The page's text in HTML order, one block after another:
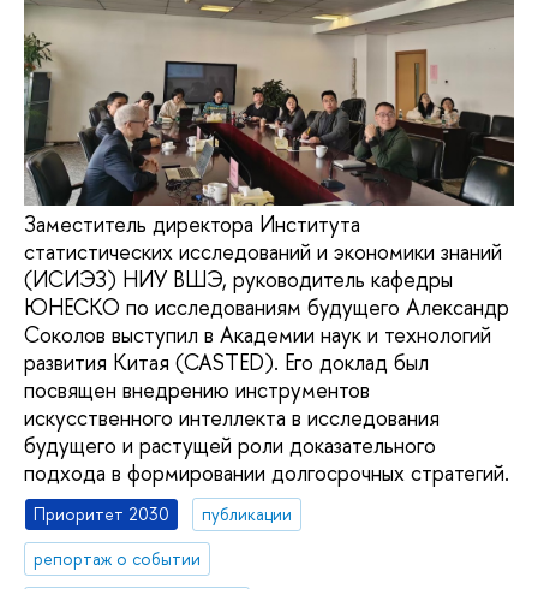
Заместитель директора Института
статистических исследований и экономики знаний
(ИСИЭЗ) НИУ ВШЭ, руководитель кафедры
ЮНЕСКО по исследованиям будущего Александр
Соколов выступил в Академии наук и технологий
развития Китая (CASTED). Его доклад был
посвящен внедрению инструментов
искусственного интеллекта в исследования
будущего и растущей роли доказательного
подхода в формировании долгосрочных стратегий.
Приоритет 2030
публикации
репортаж о событии